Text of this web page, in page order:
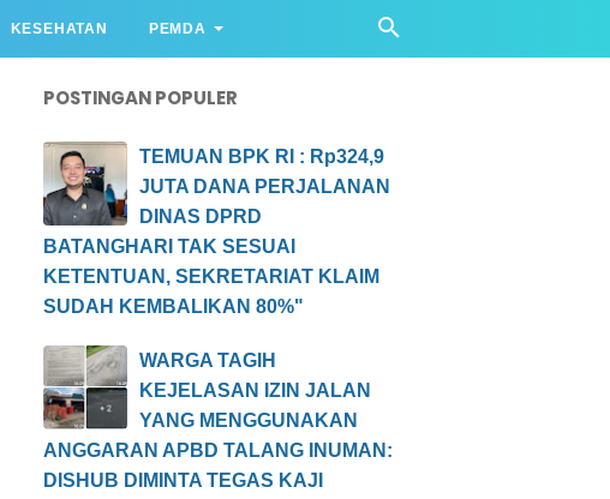
KESEHATAN PEMDA
POSTINGAN POPULER
TEMUAN BPK RI : Rp324,9
JUTA DANA PERJALANAN
DINAS DPRD
BATANGHARI TAK SESUAI
KETENTUAN, SEKRETARIAT KLAIM
SUDAH KEMBALIKAN 80%"
WARGA TAGIH
KEJELASAN IZIN JALAN
YANG MENGGUNAKAN
ANGGARAN APBD TALANG INUMAN:
DISHUB DIMINTA TEGAS KAJI